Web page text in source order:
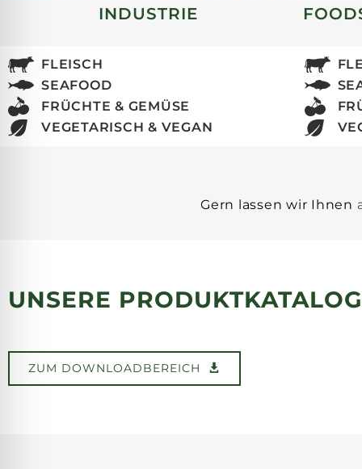
INDUSTRIE
FLEISCH
SEAFOOD
FRÜCHTE & GEMÜSE
VEGETARISCH & VEGAN
Gern lassen wir Ihnen
UNSERE
ZUM DOWNLOADBEREICH